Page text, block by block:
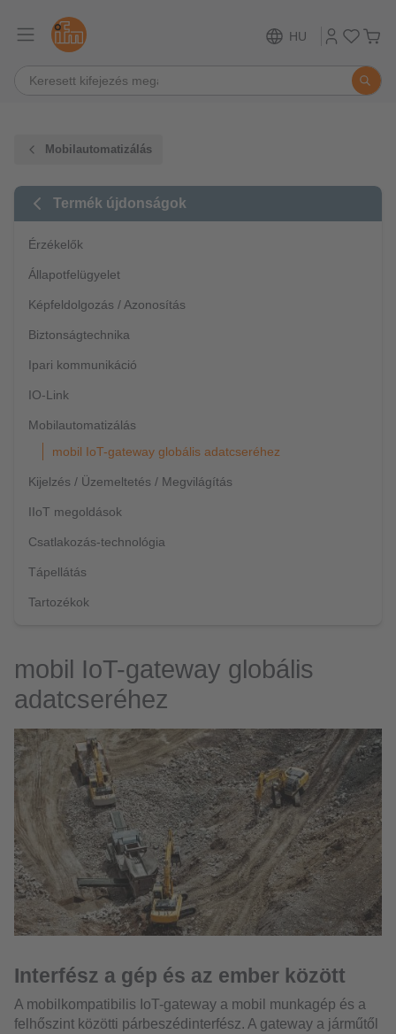
HU
Mobilautomatizálás
Termék újdonságok
Érzékelők
Állapotfelügyelet
Képfeldolgozás / Azonosítás
Biztonságtechnika
Ipari kommunikáció
IO-Link
Mobilautomatizálás
mobil IoT-gateway globális adatcseréhez
Kijelzés / Üzemeltetés / Megvilágítás
IIoT megoldások
Csatlakozás-technológia
Tápellátás
Tartozékok
mobil IoT-gateway globális
adatcseréhez
Interfész a gép és az ember között
A mobilkompatibilis IoT-gateway a mobil munkagép és a
felhőszint közötti párbeszédinterfész. A gateway a járműtől